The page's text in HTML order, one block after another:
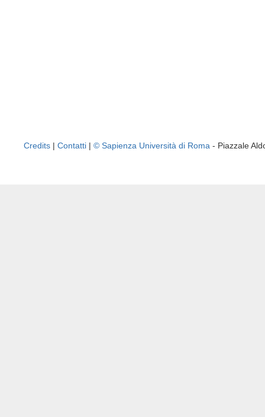
Credits | Contatti | © Sapienza Università di Roma - Piazzale